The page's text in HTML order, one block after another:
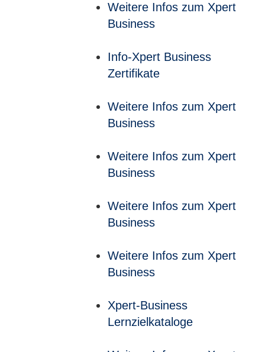
Weitere Infos zum Xpert
Business
Info-Xpert Business
Zertifikate
Weitere Infos zum Xpert
Business
Weitere Infos zum Xpert
Business
Weitere Infos zum Xpert
Business
Weitere Infos zum Xpert
Business
Xpert-Business
Lernzielkataloge